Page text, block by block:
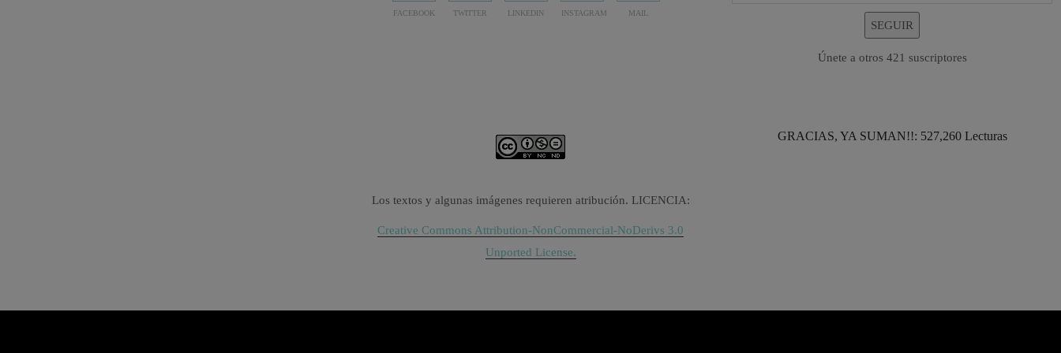
FACEBOOK TWITTER LINKEDIN INSTAGRAM MAIL
Los textos y algunas imágenes requieren atribución. LICENCIA:
Creative Commons Attribution-NonCommercial-NoDerivs 3.0
Unported License.
SEGUIR
Únete a otros 421 suscriptores
GRACIAS, YA SUMAN!!: 527,260 Lecturas